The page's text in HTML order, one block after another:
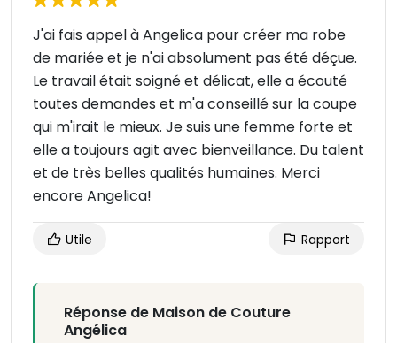
J'ai fais appel à Angelica pour créer ma robe
de mariée et je n'ai absolument pas été déçue.
Le travail était soigné et délicat, elle a écouté
toutes demandes et m'a conseillé sur la coupe
qui m'irait le mieux. Je suis une femme forte et
elle a toujours agit avec bienveillance. Du talent
et de très belles qualités humaines. Merci
encore Angelica!
Utile Rapport
Réponse de Maison de Couture
Angélica